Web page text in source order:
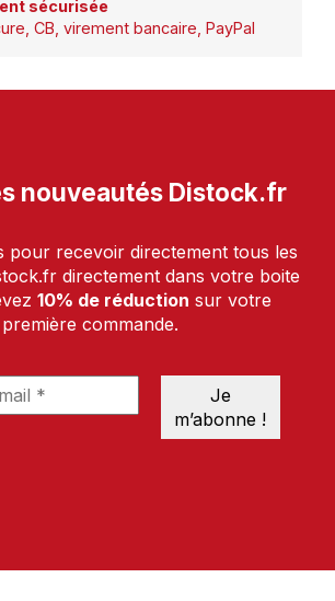
sécurisée
CB, virement bancaire, PayPal
nouveautés Distock.fr
pour recevoir directement tous les
directement dans votre boite
10% de réduction sur votre
première commande.